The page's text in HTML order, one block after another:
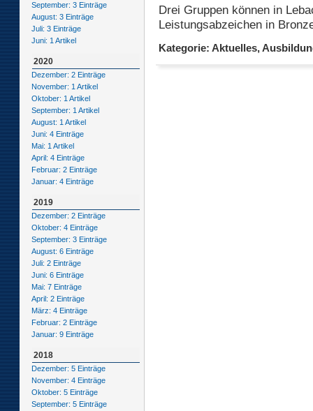
September: 3 Einträge
August: 3 Einträge
Juli: 3 Einträge
Juni: 1 Artikel
2020
Dezember: 2 Einträge
November: 1 Artikel
Oktober: 1 Artikel
September: 1 Artikel
August: 1 Artikel
Juni: 4 Einträge
Mai: 1 Artikel
April: 4 Einträge
Februar: 2 Einträge
Januar: 4 Einträge
2019
Dezember: 2 Einträge
Oktober: 4 Einträge
September: 3 Einträge
August: 6 Einträge
Juli: 2 Einträge
Juni: 6 Einträge
Mai: 7 Einträge
April: 2 Einträge
März: 4 Einträge
Februar: 2 Einträge
Januar: 9 Einträge
2018
Dezember: 5 Einträge
November: 4 Einträge
Oktober: 5 Einträge
September: 5 Einträge
Drei Gruppen können in
Leistungsabzeichen in
Kategorie: Aktuelles,